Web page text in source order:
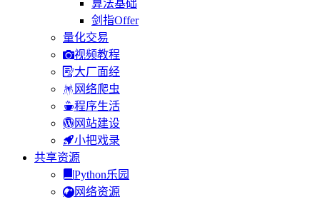
算法基础
剑指Offer
量化交易
视频教程
大厂面经
网络爬虫
程序生活
网站建设
小把戏录
共享资源
Python乐园
网络资源